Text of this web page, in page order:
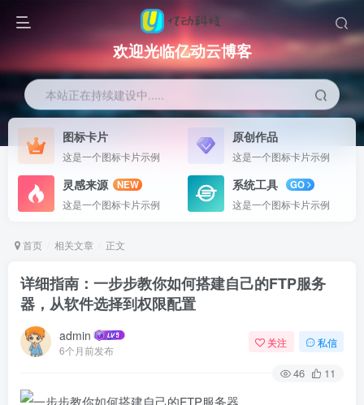
欢迎光临亿动云博客
本站正在持续建设中.....
图标卡片
这是一个图标卡片示例
原创作品
这是一个图标卡片示例
灵感来源
NEW
这是一个图标卡片示例
系统工具
GO
这是一个图标卡片示例
首页 相关文章 正文
详细指南：一步步教你如何搭建自己的FTP服务
器，从软件选择到权限配置
admin
6个月前发布
关注 私信
46 11